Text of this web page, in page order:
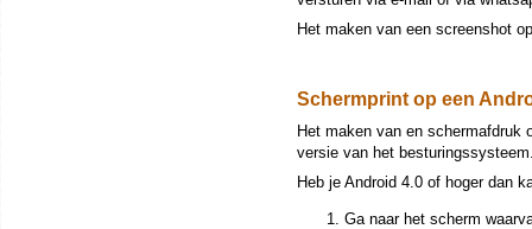
Het maken van een screenshot
Schermprint op een
Het maken van en schermafdruk
versie van het
Heb je Android 4.0 of hoger dan
Ga naar het scherm